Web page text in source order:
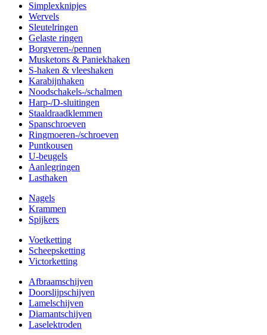
Simplexknipjes
Wervels
Sleutelringen
Gelaste ringen
Borgveren-/pennen
Musketons & Paniekhaken
S-haken & vleeshaken
Karabijnhaken
Noodschakels-/schalmen
Harp-/D-sluitingen
Staaldraadklemmen
Spanschroeven
Ringmoeren-/schroeven
Puntkousen
U-beugels
Aanlegringen
Lasthaken
Nagels
Krammen
Spijkers
Voetketting
Scheepsketting
Victorketting
Afbraamschijven
Doorslijpschijven
Lamelschijven
Diamantschijven
Laselektroden